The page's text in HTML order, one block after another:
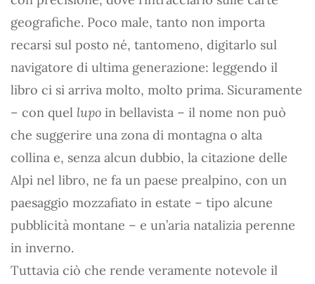
geografiche. Poco male, tanto non importa
recarsi sul posto né, tantomeno, digitarlo sul
navigatore di ultima generazione: leggendo il
libro ci si arriva molto, molto prima. Sicuramente
– con quel lupo in bellavista – il nome non può
che suggerire una zona di montagna o alta
collina e, senza alcun dubbio, la citazione delle
Alpi nel libro, ne fa un paese prealpino, con un
paesaggio mozzafiato in estate – tipo alcune
pubblicità montane – e un’aria natalizia perenne
in inverno.
Tuttavia ciò che rende veramente notevole il